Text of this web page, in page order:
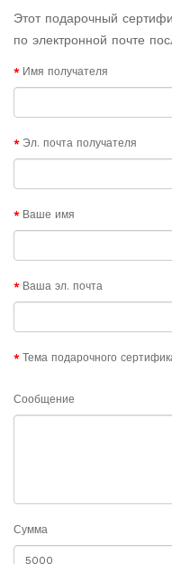
Этот подарочный
по электронной почте
Имя получателя
Эл. почта получателя
Ваше имя
Ваша эл. почта
Тема подарочного
Сообщение
Сумма